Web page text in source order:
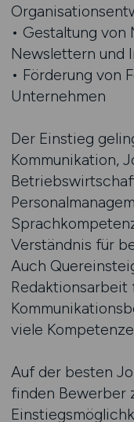
• Gestaltung
Newslettern und
• Förderung von
Unternehmen
Der Einstieg
Kommunikation,
Verständnis für
Auch
Redaktionsarbeit
viele
Auf der besten
finden Bewerber